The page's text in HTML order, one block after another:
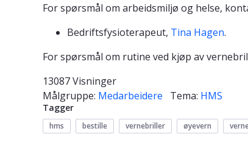
For spørsmål om arbeidsmiljø og helse,
Bedriftsfysioterapeut, Tina Hagen.
For spørsmål om rutine ved kjøp av
13087 Visninger
Målgruppe: Medarbeidere Tema: HMS
Tagger
hms bestille vernebriller øyevern